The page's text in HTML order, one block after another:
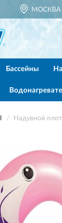
МОСКВА
Бассейны
Надувной